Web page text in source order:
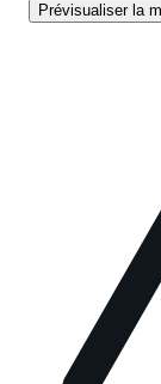
Prévisualiser la